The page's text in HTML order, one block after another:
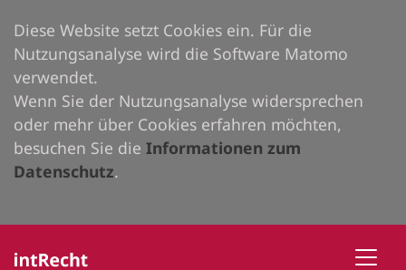
Diese Website setzt Cookies ein. Für die
Nutzungsanalyse wird die Software Matomo
verwendet.
Wenn Sie der Nutzungsanalyse widersprechen
oder mehr über Cookies erfahren möchten,
besuchen Sie die Informationen zum
Datenschutz.